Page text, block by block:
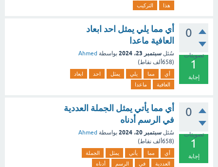
هذا
التركيب
0
تصويتات
1
إجابة
أي مما يلي يمثل احد ابعاد
العافية ماعدا
سُئل سبتمبر 23، 2024 بواسطة Ahmed
(658ألف نقاط)
أي مما يلي يمثل احد
ابعاد
العافية
ماعدا
0
تصويتات
1
إجابة
أي مما يأتي يمثل الجملة العددية
في الرسم أدناه
سُئل سبتمبر 20، 2024 بواسطة Ahmed
(658ألف نقاط)
أي مما يأتي يمثل
الجملة
العددية
في الرسم أدناه